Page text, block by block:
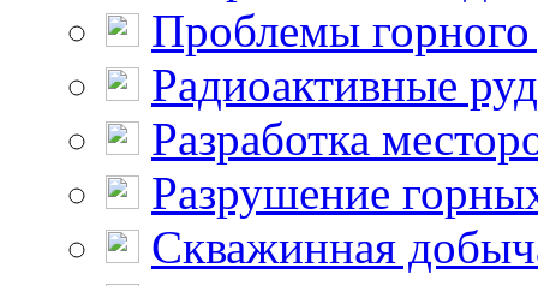
Проблемы горного
Радиоактивные
Разработка
Разрушение
Скважинная